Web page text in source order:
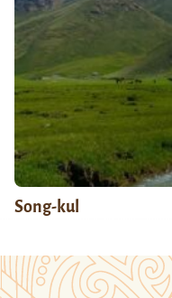
Song-kul